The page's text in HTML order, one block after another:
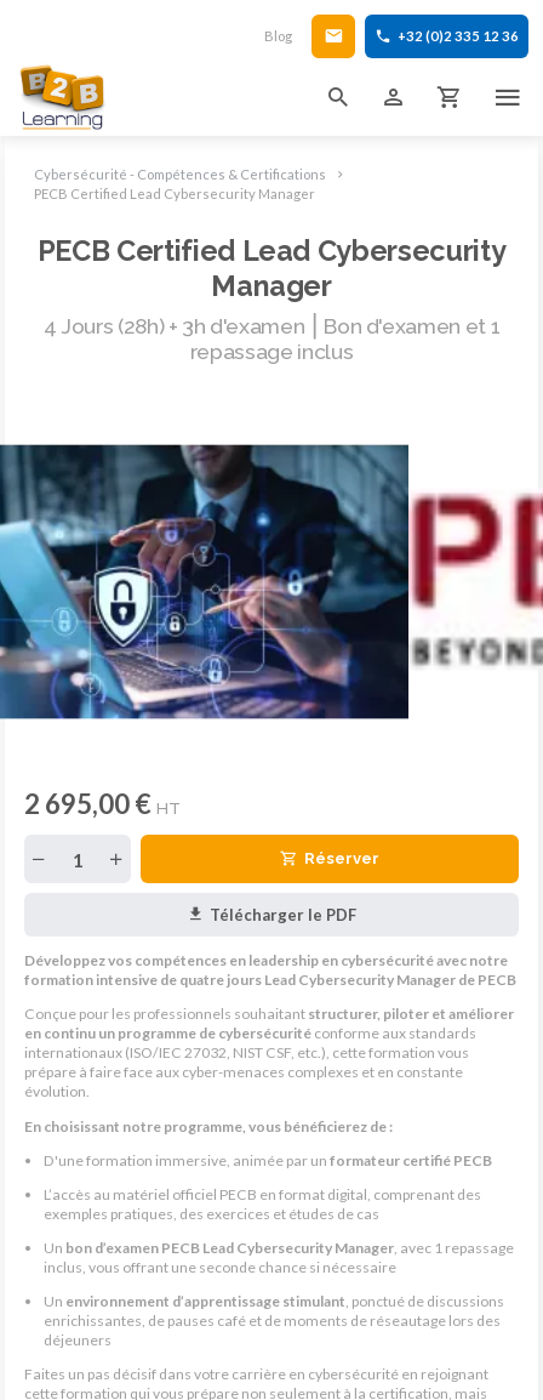
Blog +32 (0)2 335 12 36
Cybersécurité - Compétences & Certifications
PECB Certified Lead Cybersecurity Manager
PECB Certified Lead Cybersecurity
Manager
4 Jours (28h) + 3h d'examen ⎮ Bon d'examen et 1
repassage inclus
2 695,00 € HT
Réserver
Télécharger le PDF
Développez vos compétences en leadership en cybersécurité avec notre
formation intensive de quatre jours Lead Cybersecurity Manager de PECB
Conçue pour les professionnels souhaitant structurer, piloter et améliorer
en continu un programme de cybersécurité conforme aux standards
internationaux (ISO/IEC 27032, NIST CSF, etc.), cette formation vous
prépare à faire face aux cyber-menaces complexes et en constante
évolution.
En choisissant notre programme, vous bénéficierez de :
D'une formation immersive, animée par un formateur certifié PECB
L’accès au matériel officiel PECB en format digital, comprenant des
exemples pratiques, des exercices et études de cas
Un bon d’examen PECB Lead Cybersecurity Manager , avec 1 repassage
inclus, vous offrant une seconde chance si nécessaire
Un environnement d’apprentissage stimulant, ponctué de discussions
enrichissantes, de pauses café et de moments de réseautage lors des
déjeuners
Faites un pas décisif dans votre carrière en cybersécurité en rejoignant
cette formation qui vous prépare non seulement à la certification, mais